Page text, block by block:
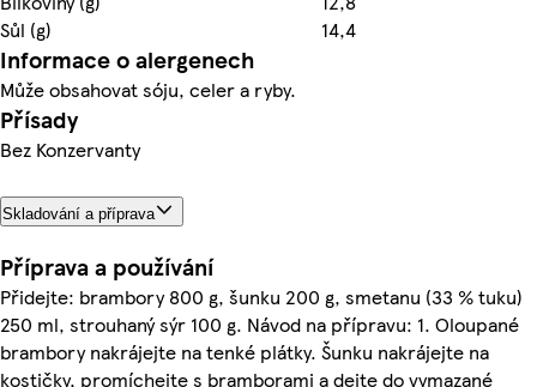
Sůl (g)
14,4
Informace o alergenech
Může obsahovat sóju, celer a ryby.
Přísady
Bez Konzervanty
Skladování a příprava
Příprava a používání
Přidejte: brambory 800 g, šunku 200 g, smetanu (33 % tuku)
250 ml, strouhaný sýr 100 g. Návod na přípravu: 1. Oloupané
brambory nakrájejte na tenké plátky. Šunku nakrájejte na
kostičky, promíchejte s bramborami a dejte do vymazané